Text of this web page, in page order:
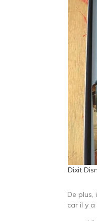
Dixit
De plus,
car il y a